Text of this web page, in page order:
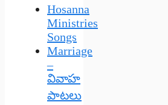
Hosanna
Ministries
Songs
Marriage
–
వివాహ
పాటలు